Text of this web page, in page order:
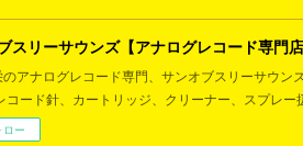
スリーサウンズ【アナログレコード専門
アナログレコード専門、サンオブスリーサウン
コード針、カートリッジ、クリーナー、スプレー
ロー